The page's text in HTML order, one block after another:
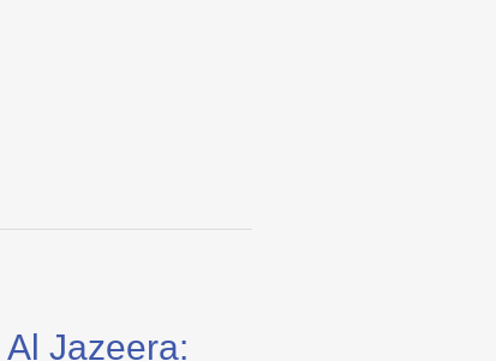
Jazeera: